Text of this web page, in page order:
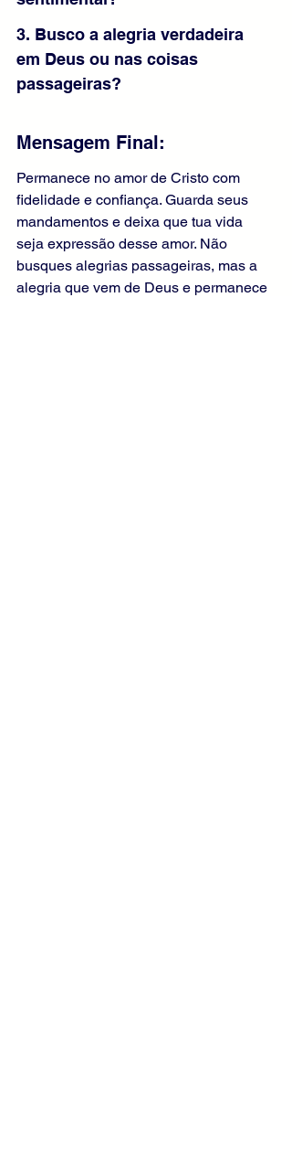
3. Busco a alegria verdadeira
em Deus ou nas coisas
passageiras?
Mensagem Final:
Permanece no amor de Cristo com
fidelidade e confiança. Guarda seus
mandamentos e deixa que tua vida
seja expressão desse amor. Não
busques alegrias passageiras, mas a
alegria que vem de Deus e permanece